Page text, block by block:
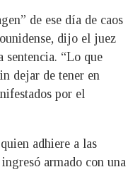
de ese día de caos
dijo el juez
sentencia. “Lo que
dejar de tener en
por el
adhiere a las
armado con una